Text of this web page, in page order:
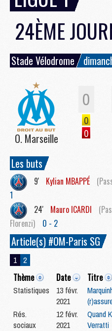
24ÈME
Stade Vélodrome
O. Marseille
0
0
0
Les buts
9' Kylian MBAPPÉ
1
24'
Mauro ICARDI
Florenzi)
0 - 2
Article(s) #OM-Paris SG
1 2
Thème Date Titre
Statistiques
13 févr.
2021
Rés.
sociaux
12 févr.
2021
Quand
Verratti